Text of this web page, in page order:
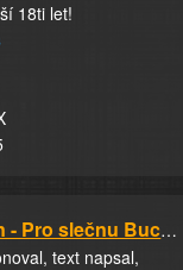
18ti let!
Milan Buričin - Pro slečnu Buchtu k svátku od...
text napsal,